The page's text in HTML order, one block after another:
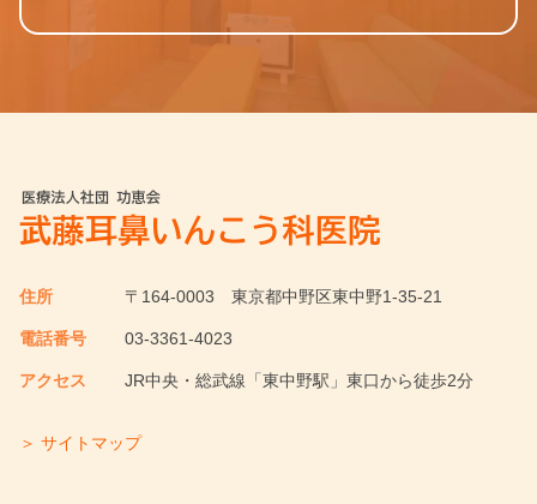
住所 〒164-0003 東京都中野区東中野1-35-21
電話番号 03-3361-4023
アクセス JR中央・総武線「東中野駅」東口から徒歩2分
＞ サイトマップ